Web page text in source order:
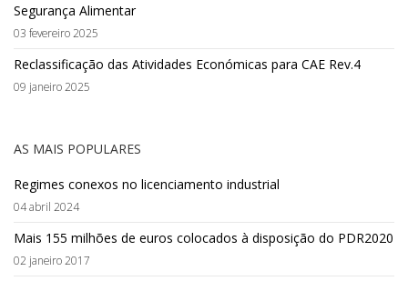
Segurança Alimentar
03 fevereiro 2025
Reclassificação das Atividades Económicas para CAE Rev.4
09 janeiro 2025
AS MAIS POPULARES
Regimes conexos no licenciamento industrial
04 abril 2024
Mais 155 milhões de euros colocados à disposição do PDR2020
02 janeiro 2017